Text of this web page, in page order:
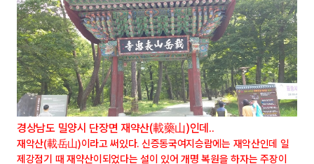
경상남도 밀양시 단장면 재약산(載藥山)인데..
재악산(載岳山)이라고 써있다. 신증동국여지승람에는 재악산인데 일
제강점기 때 재약산이되었다는 설이 있어 개명 복원을 하자는 주장이